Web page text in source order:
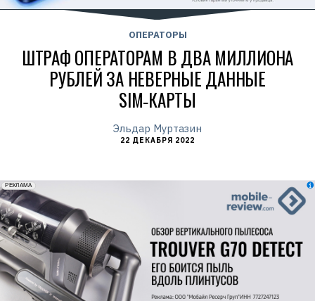
ОПЕРАТОРЫ
ШТРАФ ОПЕРАТОРАМ В ДВА МИЛЛИОНА
РУБЛЕЙ ЗА НЕВЕРНЫЕ ДАННЫЕ
SIM‑КАРТЫ
Эльдар Муртазин
22 ДЕКАБРЯ 2022
erid: 2VfnxxmNzs5
РЕКЛАМА